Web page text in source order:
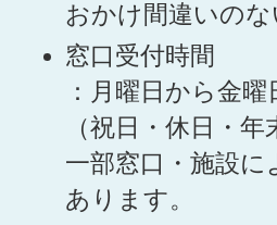
おかけ間違いの
窓口受付時間
：月曜日から金
（祝日・休日・年
一部窓口・施設
あります。